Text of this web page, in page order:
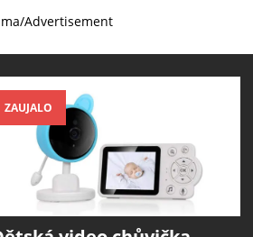
Advertisement
ZAUJALO